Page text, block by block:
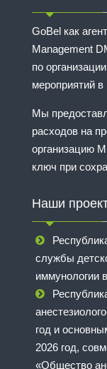
GoBel как
Management
по
мероприятий
Мы
расходов на
организацию
ключ при
Наши
службы
иммунологии
год и
2026 год,
«Общество